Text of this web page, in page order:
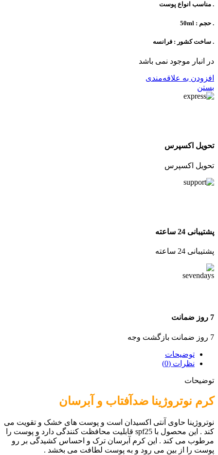
. مناسب انواع پوست
. حجم : 50ml
. ساخت کشور : فرانسه
در انبار موجود نمی باشد
افزودن به علاقه‌مندی
بستن
تحویل اکسپرس
تحویل اکسپرس
پشتیبانی 24 ساعته
پشتیبانی 24 ساعته
7 روز ضمانت
7 روز ضمانت بازگشت وجه
توضیحات
نظرات (0)
توضیحات
کرم نوتروژینا ضدآفتاب و آبرسان
نوتروژینا حاوی آنتی اکسیدان است و پوست های خشک و تقویت می
کند . این محصول با spf25 قابلیت محافظت کنندگی دارد و پوست را
مرطوب می کند . این کرم آبرسان ترک و احساس کشیدگی بر رو
پوست را از بین می رود و به پوست لطافت می بخشد .